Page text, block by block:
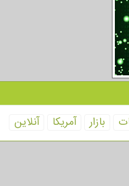
بازار آمریكا آنلاین